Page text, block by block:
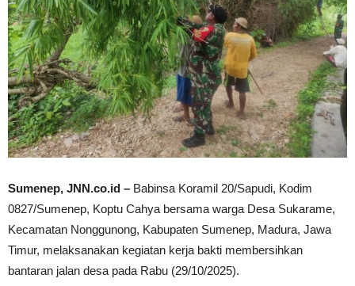
Sumenep, JNN.co.id – Babinsa Koramil 20/Sapudi, Kodim
0827/Sumenep, Koptu Cahya bersama warga Desa Sukarame,
Kecamatan Nonggunong, Kabupaten Sumenep, Madura, Jawa
Timur, melaksanakan kegiatan kerja bakti membersihkan
bantaran jalan desa pada Rabu (29/10/2025).